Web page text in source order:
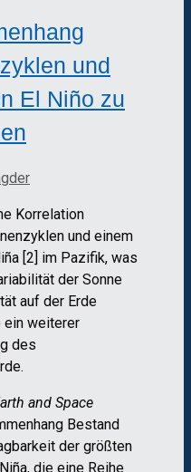
und
El Niño zu
Korrelation
und einem
[2] im Pazifik, was
der Sonne
auf der Erde
ein weiterer
des
and Space
Bestand
der größten
die eine Reihe